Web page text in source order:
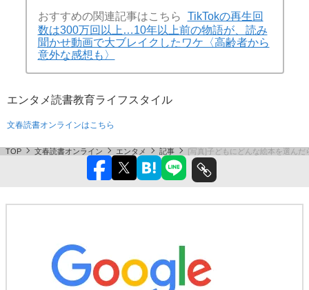
おすすめの関連記事はこちら
TikTokの再生回
数は300万回以上…10年以上前の物語が、読み
聞かせ動画で大ブレイクしたワケ〈高齢者から
意外な感想も〉
エンタメ読書教育ライフスタイル
文春読書オンラインはこちら
TOP 文春読書オンライン エンタメ 記事 [写真]子どもにどんな絵本を選ん